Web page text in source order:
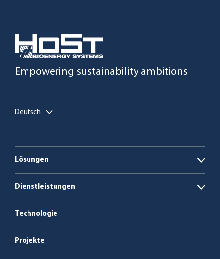
Empowering sustainability ambitions
Deutsch
Lösungen
Open
Biomasse- und abfallbefeuerte
Kesselanlagen
Dienstleistungen
Open
Service & Wartung; Instandhaltung
Technologie
Projekte